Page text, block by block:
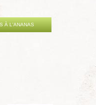
À L'ANANAS